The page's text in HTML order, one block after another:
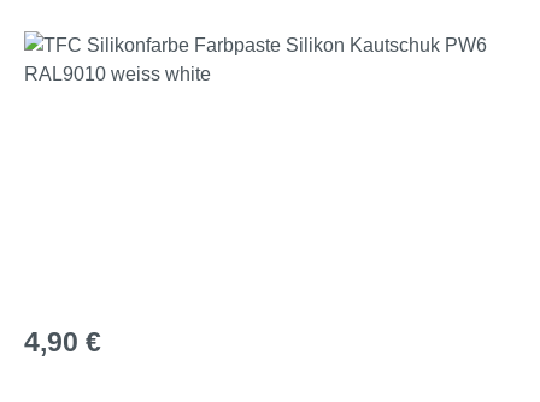
Bildergalerie überspringen
Regulärer Preis:
4,90 €